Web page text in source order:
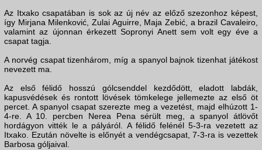
Az Itxako csapatában is sok az új név az előző szezonhoz képest,
így Mirjana Milenković, Zulai Aguirre, Maja Zebić, a brazil Cavaleiro,
valamint az újonnan érkezett Sopronyi Anett sem volt egy éve a
csapat tagja.
A norvég csapat tizenhárom, míg a spanyol bajnok tizenhat játékost
nevezett ma.
Az első félidő hosszú gólcsenddel kezdődött, eladott labdák,
kapusvédések és rontott lövések tömkelege jellemezte az első öt
percet. A spanyol csapat szerezte meg a vezetést, majd elhúzott 1-
4-re. A 10. percben Nerea Pena sérült meg, a spanyol átlövőt
hordágyon vitték le a pályáról. A félidő felénél 5-3-ra vezetett az
Itxako. Ezután növelte is előnyét a vendégcsapat, 7-3-ra is vezettek
Barbosa góljaival.